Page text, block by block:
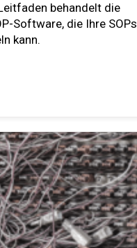
behandelt die
Software, die Ihre SOPs
kann.